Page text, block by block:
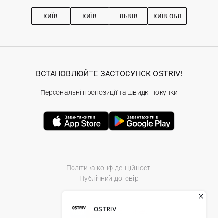
Рекомендації з догляду
КИЇВ КИЇВ ЛЬВІВ КИЇВ ОБЛ
Політика конфіденційності
Публічний договір
ВСТАНОВЛЮЙТЕ ЗАСТОСУНОК OSTRIV!
Персональні пропозиції та швидкі покупки